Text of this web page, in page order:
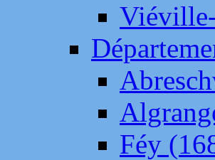
Féy